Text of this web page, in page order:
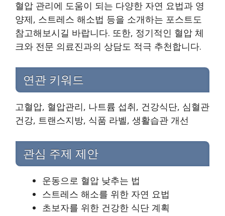
혈압 관리에 도움이 되는 다양한 자연 요법과 영
양제, 스트레스 해소법 등을 소개하는 포스트도
참고해보시길 바랍니다. 또한, 정기적인 혈압 체
크와 전문 의료진과의 상담도 적극 추천합니다.
연관 키워드
고혈압, 혈압관리, 나트륨 섭취, 건강식단, 심혈관
건강, 트랜스지방, 식품 라벨, 생활습관 개선
관심 주제 제안
운동으로 혈압 낮추는 법
스트레스 해소를 위한 자연 요법
초보자를 위한 건강한 식단 계획